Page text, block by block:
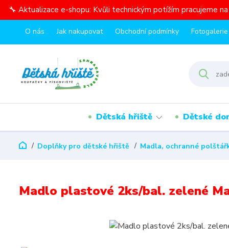
🔧 Aktualizace e-shopu: Kvůli technickým potížím pracujeme
O nás Jak nakupovat Obchodní podmínky Fotogalerie
Dětská hřiště Dětské
Doplňky pro dětské hřiště Madla, ochranné
Madlo plastové 2ks/bal. zelené